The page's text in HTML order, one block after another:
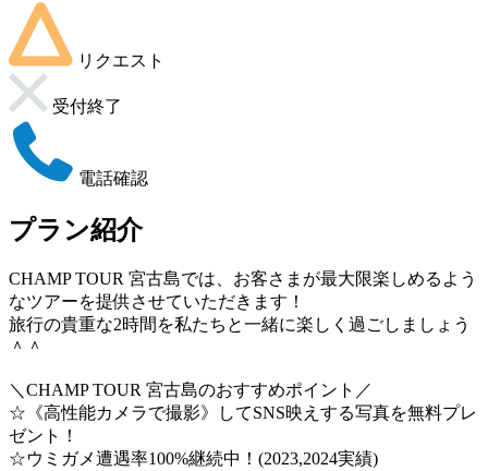
リクエスト
受付終了
電話確認
プラン紹介
CHAMP TOUR 宮古島では、お客さまが最大限楽しめるよう
なツアーを提供させていただきます！
旅行の貴重な2時間を私たちと一緒に楽しく過ごしましょう
＾＾
＼CHAMP TOUR 宮古島のおすすめポイント／
☆《高性能カメラで撮影》してSNS映えする写真を無料プレ
ゼント！
☆ウミガメ遭遇率100%継続中！(2023,2024実績)